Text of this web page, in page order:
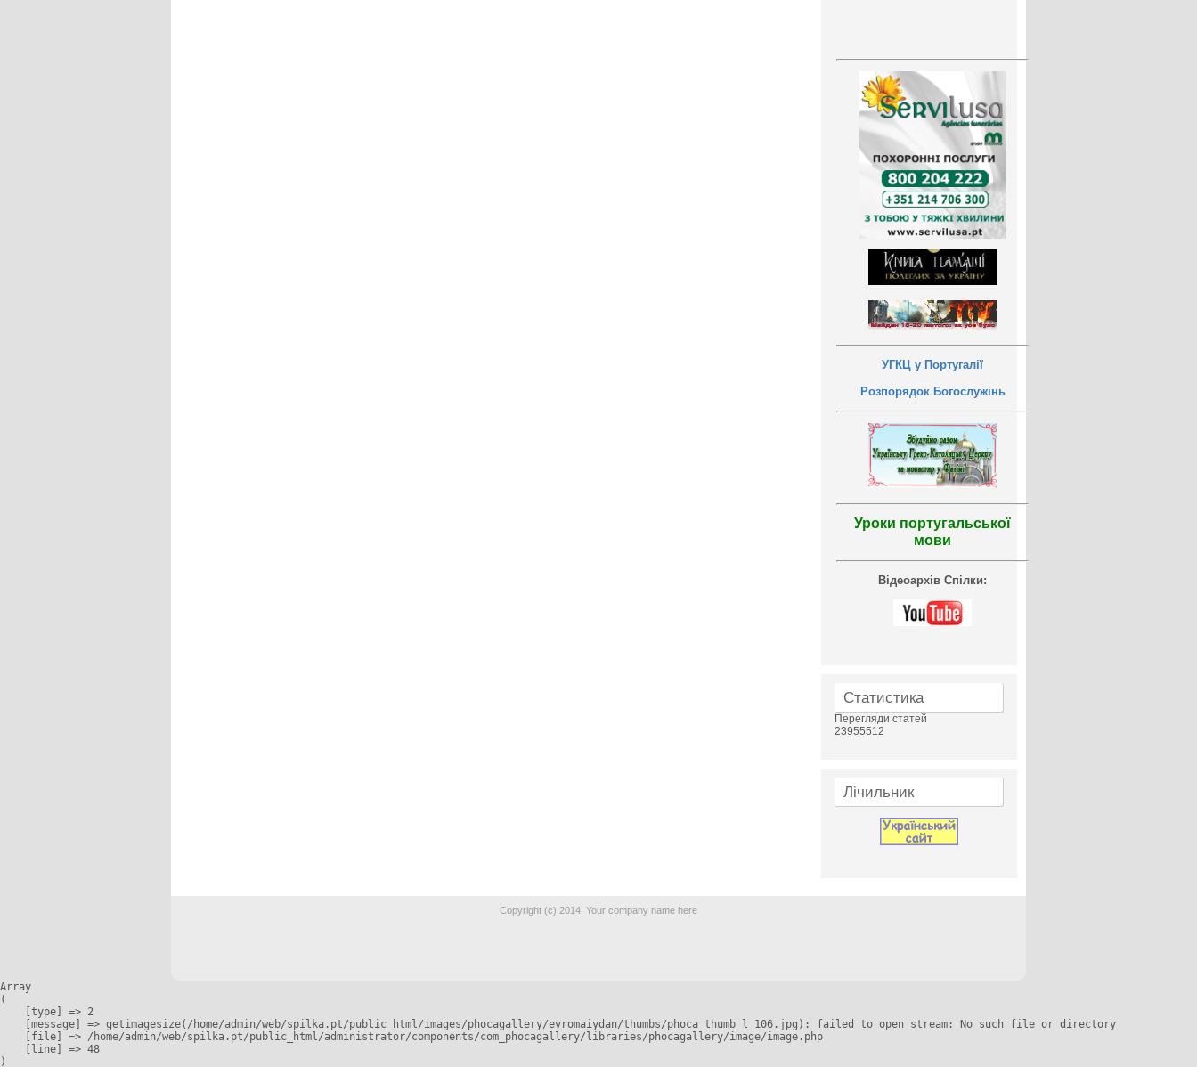
УГКЦ у Португалії
Розпорядок Богослужінь
Уроки португальської
мови
Відеоархів Спілки:
Статистика
Перегляди статей
23955512
Лічильник
Copyright (c) 2014. Your company name here
Array
(
    [type] => 2
    [message] => getimagesize(/home/admin/web/spilka.pt/public_html/images/phocagallery/evromaiydan/thumbs/phoca_thumb_l_106.jpg): failed to open stream: No such file or directory
    [file] => /home/admin/web/spilka.pt/public_html/administrator/components/com_phocagallery/libraries/phocagallery/image/image.php
    [line] => 48